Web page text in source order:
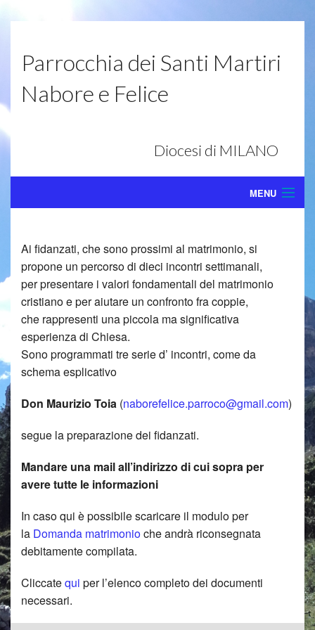
Parrocchia dei Santi Martiri
Nabore e Felice
Diocesi di MILANO
MENU
Credits
Vita della Parrocchia
lettori
Consiglio Pastorale Parrocchiale
BACK
Commissione Caritas
BACK
Centro
Corsi
italiano
Pastorale parrocchiale
Gruppi
BACK
Gruppo
Spazio
aiuto
compiti
OFS
Ordine
La Chiesa e il territorio
storia
Ai fidanzati, che sono prossimi al matrimonio, si
propone un percorso di dieci incontri settimanali,
per presentare i valori fondamentali del matrimonio
cristiano e per aiutare un confronto fra coppie,
che rappresenti una piccola ma significativa
esperienza di Chiesa.
Sono programmati tre serie d’ incontri, come da
schema esplicativo
Don Maurizio Toia (naborefelice.parroco@gmail.com)
segue la preparazione dei fidanzati.
Mandare una mail all’indirizzo di cui sopra per
avere tutte le informazioni
In caso qui è possibile scaricare il modulo per
la Domanda matrimonioche andrà riconsegnata
debitamente compilata.
Cliccatequi per l’elenco completo dei documenti
necessari.